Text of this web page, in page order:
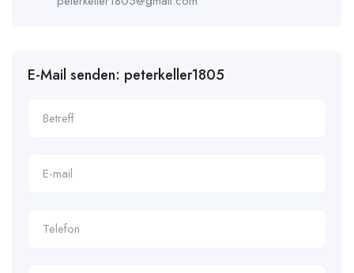
E-Mail senden: peterkeller1805